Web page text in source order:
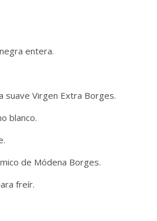
entera.
suave Virgen Extra Borges.
blanco.
de Módena Borges.
freír.